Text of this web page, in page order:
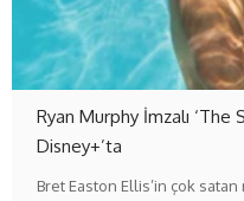
Ryan Murphy İmzalı ‘The
Disney+’ta
Bret Easton Ellis’in çok